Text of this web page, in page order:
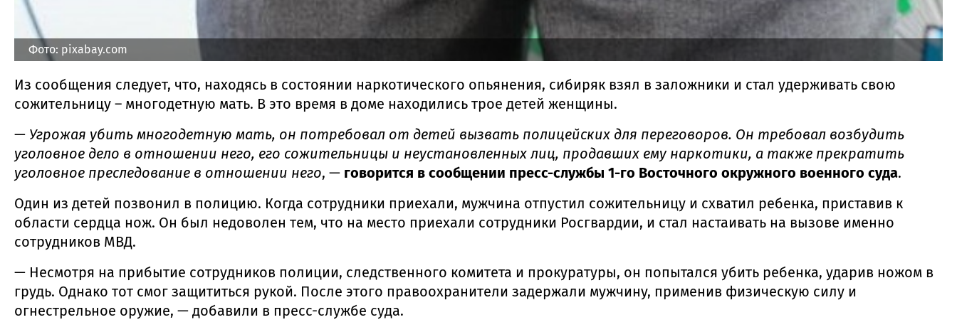
Фото: pixabay.com
Из сообщения следует, что, находясь в состоянии наркотического опьянения, сибиряк взял в заложники и стал удерживать свою
сожительницу – многодетную мать. В это время в доме находились трое детей женщины.
— Угрожая убить многодетную мать, он потребовал от детей вызвать полицейских для переговоров. Он требовал возбудить
уголовное дело в отношении него, его сожительницы и неустановленных лиц, продавших ему наркотики, а также прекратить
уголовное преследование в отношении него, — говорится в сообщении пресс-службы 1-го Восточного окружного военного суда.
Один из детей позвонил в полицию. Когда сотрудники приехали, мужчина отпустил сожительницу и схватил ребенка, приставив к
области сердца нож. Он был недоволен тем, что на место приехали сотрудники Росгвардии, и стал настаивать на вызове именно
сотрудников МВД.
— Несмотря на прибытие сотрудников полиции, следственного комитета и прокуратуры, он попытался убить ребенка, ударив ножом в
грудь. Однако тот смог защититься рукой. После этого правоохранители задержали мужчину, применив физическую силу и
огнестрельное оружие, — добавили в пресс-службе суда.